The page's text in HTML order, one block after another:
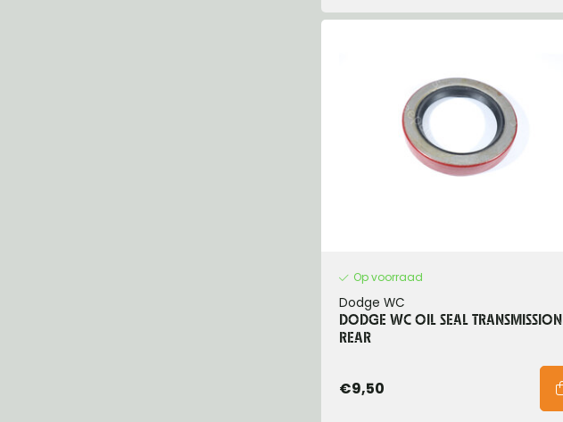
Op voorraad
Dodge WC
DODGE WC OIL SEAL TRANSMISSION
REAR
€9,50